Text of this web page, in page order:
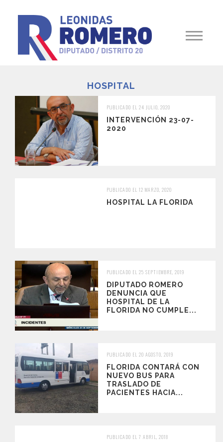
HOSPITAL
PUBLICADO EL 24 JULIO, 2020
INTERVENCIÓN 23-07-
2020
PUBLICADO EL 12 MARZO, 2020
HOSPITAL LA FLORIDA
PUBLICADO EL 25 SEPTIEMBRE, 2019
DIPUTADO ROMERO
DENUNCIA QUE
HOSPITAL DE LA
FLORIDA NO CUMPLE...
PUBLICADO EL 20 AGOSTO, 2019
FLORIDA CONTARÁ CON
NUEVO BUS PARA
TRASLADO DE
PACIENTES HACIA...
PUBLICADO EL 7 ABRIL, 2018